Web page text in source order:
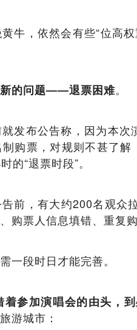
牛，依然会有些“位高
新的问题——退票困难。
发布公告称，因为本次
购票，对规则不甚了
的“退票时段”。
前，有大约200名观众
购票人信息填错、重复
一段时日才能完善。
参加演唱会的由头，
游城市：